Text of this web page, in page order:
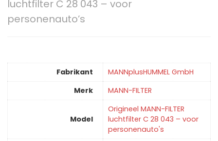
luchtfilter C 28 043 – voor
personenauto’s
Fabrikant
‎MANNplusHUMMEL GmbH
Merk
‎MANN-FILTER
Model
‎Origineel MANN-FILTER
luchtfilter C 28 043 – voor
personenauto's